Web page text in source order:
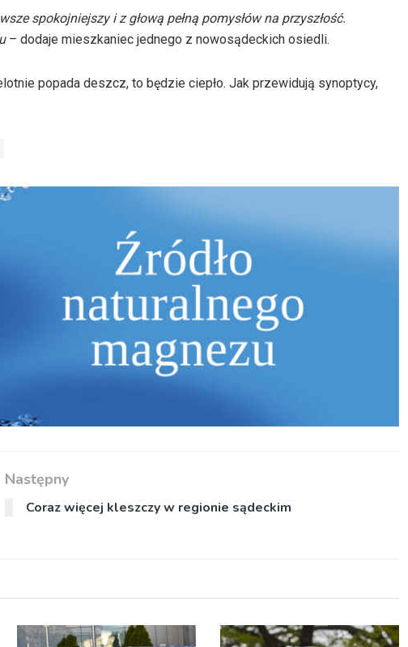
spokojniejszy i z głową pełną pomysłów na przyszłość.
– dodaje mieszkaniec jednego z nowosądeckich osiedli.
popada deszcz, to będzie ciepło. Jak przewidują synoptycy,
Następny
Coraz więcej kleszczy w regionie sądeckim